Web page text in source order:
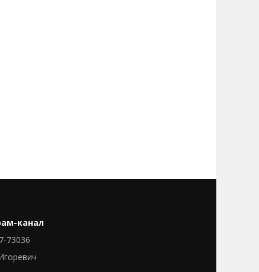
канал
73036